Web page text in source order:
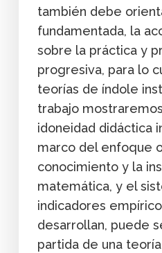
también debe
fundamentada, la
sobre la práctica y
progresiva, para lo
teorías de índole
trabajo
idoneidad didáctica
marco del enfoque
conocimiento y la
matemática, y el
indicadores
desarrollan, puede
partida de una